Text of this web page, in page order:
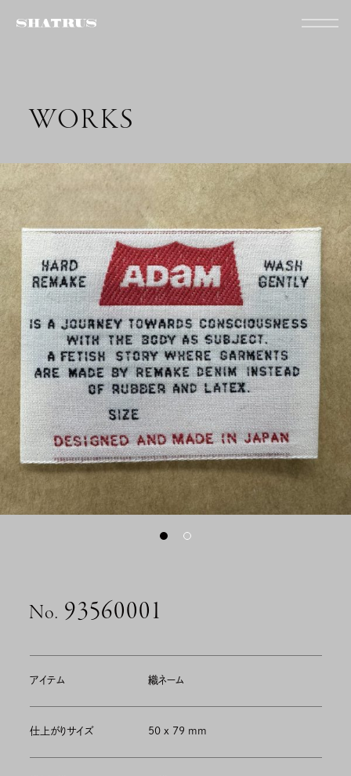
WORKS
No. 93560001
アイテム 織ネーム
仕上がりサイズ 50 x 79 mm